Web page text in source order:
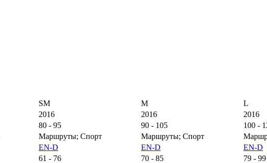
SM M
L
2016 2016
2016
80 - 95 90 - 105
100 -
Маршруты; Спорт Маршруты; Спорт
EN-D EN-D
EN-D
61 - 76 70 - 85
79 - 99